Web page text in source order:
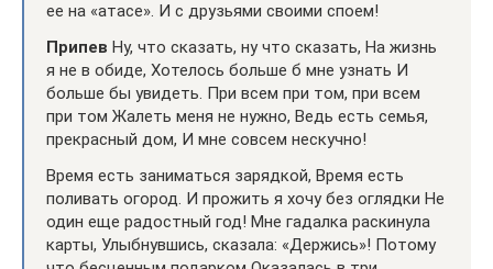
ее на «атасе». И с друзьями своими споем!
Припев Ну, что сказать, ну что сказать, На жизнь
я не в обиде, Хотелось больше б мне узнать И
больше бы увидеть. При всем при том, при всем
при том Жалеть меня не нужно, Ведь есть семья,
прекрасный дом, И мне совсем нескучно!
Время есть заниматься зарядкой, Время есть
поливать огород. И прожить я хочу без оглядки Не
один еще радостный год! Мне гадалка раскинула
карты, Улыбнувшись, сказала: «Держись»! Потому